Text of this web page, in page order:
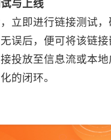
与上线
立即进行链接测试
误后，便可将该链
投放至信息流或本
的闭环。